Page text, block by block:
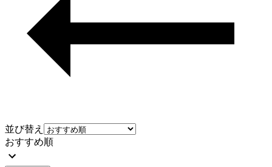
並び替え
おすすめ順